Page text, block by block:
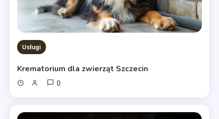
Usługi
Krematorium dla zwierząt Szczecin
0